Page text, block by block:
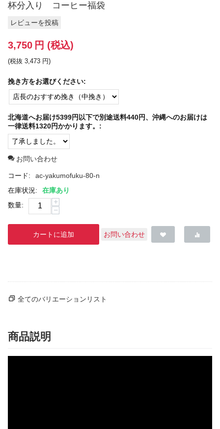
杯分入り コーヒー福袋
レビューを投稿
3,750 円 (税込)
(税抜 3,473 円)
挽き方をお選びください:
北海道へお届け5399円以下で別途送料440円、沖縄へのお届けは
一律送料1320円かかります。:
お問い合わせ
コード:
ac-yakumofuku-80-n
在庫状況:
在庫あり
数量:
+
−
カートに追加 お問い合わせ
全てのバリエーションリスト
商品説明